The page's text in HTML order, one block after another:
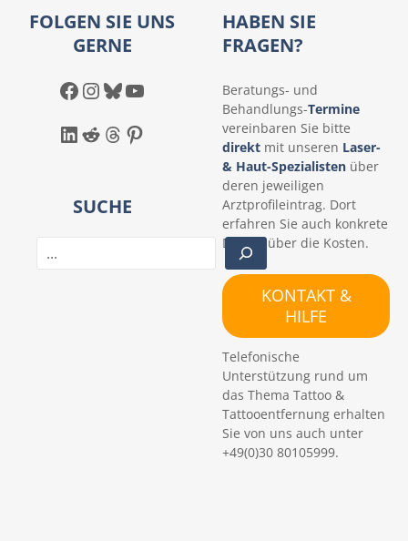
FOLGEN SIE UNS
GERNE
Facebook InstagramBluesky YouTube
LinkedIn Reddit Threads Pinterest
SUCHE
HABEN SIE
FRAGEN?
Beratungs- und
Behandlungs-Termine
vereinbaren Sie bitte
direkt mit unseren Laser-
& Haut-Spezialisten über
deren jeweiligen
Arztprofileintrag. Dort
erfahren Sie auch konkrete
Details über die Kosten.
KONTAKT &
HILFE
Telefonische
Unterstützung rund um
das Thema Tattoo &
Tattooentfernung erhalten
Sie von uns auch unter
+49(0)30 80105999.